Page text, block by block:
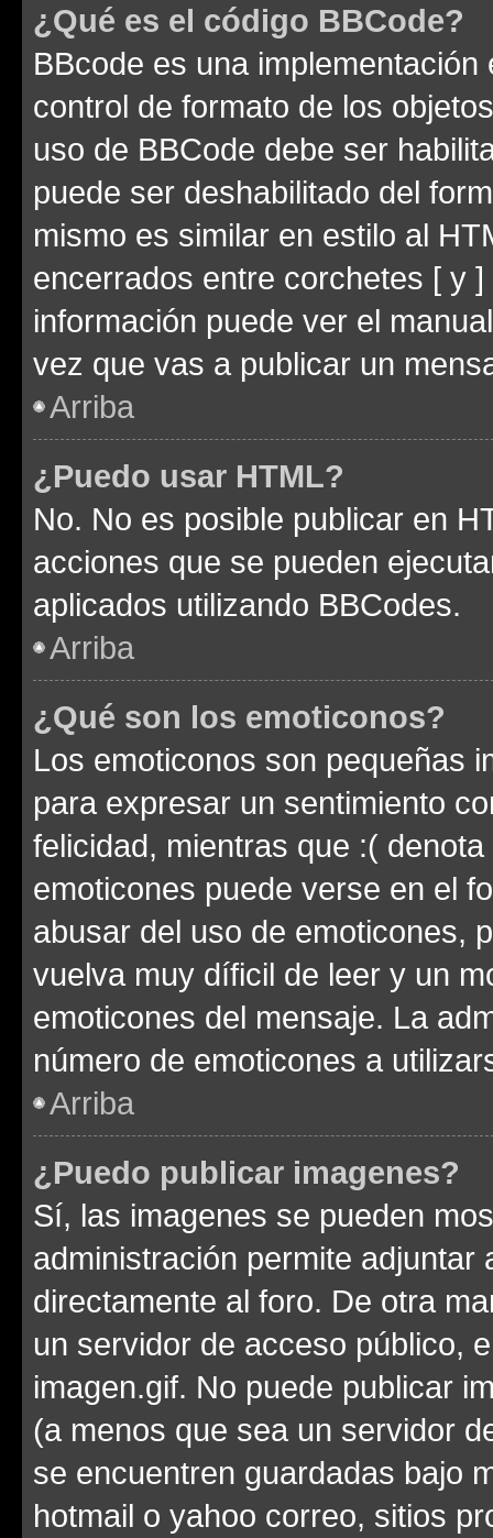
¿Qué es el código BBCode?
BBcode es una
control de formato de los
uso de BBCode debe ser
puede ser deshabilitado del
mismo es similar en estilo al
encerrados entre corchetes [ y
información puede ver el
vez que vas a publicar un
Arriba
¿Puedo usar HTML?
No. No es posible publicar en
acciones que se pueden
aplicados utilizando BBCodes.
Arriba
¿Qué son los emoticonos?
Los emoticonos son pequeñas
para expresar un sentimiento
felicidad, mientras que :(
emoticones puede verse en el
abusar del uso de emoticones,
vuelva muy díficil de leer y un
emoticones del mensaje. La
número de emoticones a
Arriba
¿Puedo publicar imagenes?
Sí, las imagenes se pueden
administración permite
directamente al foro. De otra
un servidor de acceso público,
imagen.gif. No puede publicar
(a menos que sea un servidor
se encuentren guardadas bajo
hotmail o yahoo correo, sitios